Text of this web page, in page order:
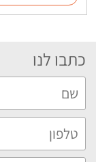
כתבו לנו